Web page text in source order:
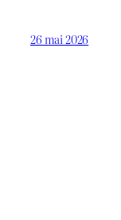
26 mai 2026